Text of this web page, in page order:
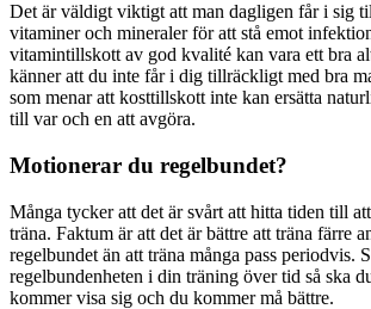
Det är väldigt viktigt att man dagligen får i sig
vitaminer och mineraler för att stå emot
vitamintillskott av god kvalité kan vara ett bra
känner att du inte får i dig tillräckligt med bra
som menar att kosttillskott inte kan ersätta
till var och en att avgöra.
Motionerar du regelbundet?
Många tycker att det är svårt att hitta tiden till
träna. Faktum är att det är bättre att träna färre
regelbundet än att träna många pass periodvis.
regelbundenheten i din träning över tid så ska
kommer visa sig och du kommer må bättre.